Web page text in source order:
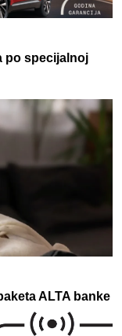
po specijalnoj
ALTA banke